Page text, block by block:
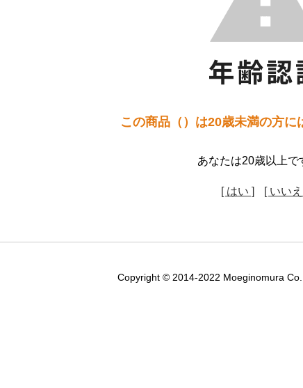
この商品（）は20歳未満の方に
あなたは20歳以上で
[ はい ] [ いい
Copyright © 2014-2022 Moeginomura